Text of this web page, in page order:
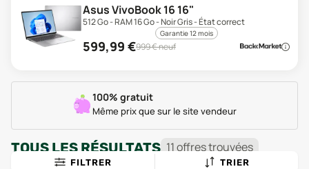
Asus VivoBook 16 16"
512 Go - RAM 16 Go - Noir Gris - État correct
Garantie 12 mois
599,99 €999€ neuf
100% gratuit
Même prix que sur le site vendeur
TOUS LES RÉSULTATS 11offrestrouvées
FILTRER TRIER